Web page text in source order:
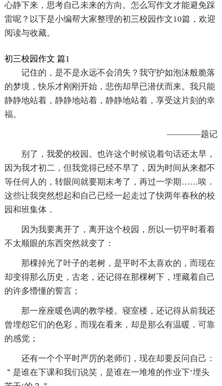
心静下来，思考自己未来的方向。怎么写作文才能避免踩
雷呢？以下是小编帮大家整理的初三校园作文10篇，欢迎
阅读与收藏。
初三校园作文 篇1
记住的，是不是永远不会消失？我守护如泡沫般脆落
的梦境，快乐才刚刚开始，悲伤却早已潜伏而来。我只能
静静地站着，静静地站着，静静地站着，享受这片刻的幸
福。
————题记
别了，我爱的校园。也许这个时候说着句话还太早，
因为我才初二，但我觉得已经不早了，因为时间从来都不
等任何人的，转眼间就要期末考了，再过一学期……唉．
这些让我突然想起和自己已经一起走过了快两年春秋的校
园和班集体．
因为我要离开了，离开这个校园，所以一切平时看着
不太顺眼的东西突然就变了：
那棵掉光了叶子的老树，是平时不太喜欢的，而现在
却变得那么历史，古老，还记得在那棵树下，埋藏着自己
的许多懵懂的誓言；
那一座座暖色调的教学楼。寝室楼，还记得从前我还
曾埋怨它们的色彩，而现在看来，却是那么有温暖．可靠
的感觉；
还有一个个平时严厉的老师们，现在却要反问自己：
＂是谁在下课和我们说笑，是谁在一堆堆的作业下‘埋头